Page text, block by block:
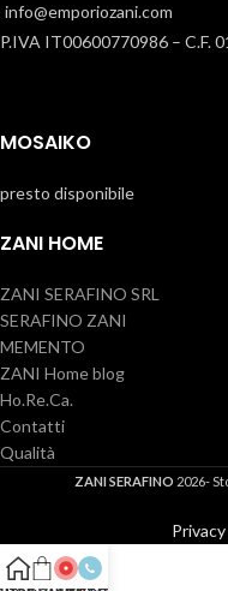
info@emporiozani.com
P.IVA IT00600770986 – C.F.
MOSAIKO
presto disponibile
ZANI HOME
ZANI SERAFINO SRL
SERAFINO ZANI
MEMENTO
ZANI Home blog
Ho.Re.Ca.
Contatti
Qualità
ZANI SERAFINO 2026-